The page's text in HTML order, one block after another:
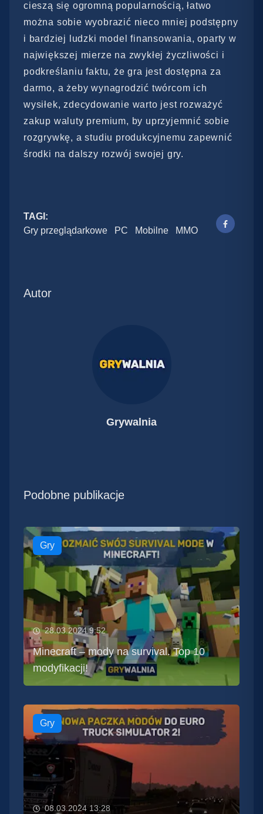
cieszą się ogromną popularnością, łatwo
można sobie wyobrazić nieco mniej podstępny
i bardziej ludzki model finansowania, oparty w
największej mierze na zwykłej życzliwości i
podkreślaniu faktu, że gra jest dostępna za
darmo, a żeby wynagrodzić twórcom ich
wysiłek, zdecydowanie warto jest rozważyć
zakup waluty premium, by uprzyjemnić sobie
rozgrywkę, a studiu produkcyjnemu zapewnić
środki na dalszy rozwój swojej gry.
TAGI:
Gry przeglądarkowe
PC Mobilne MMO
Autor
Grywalnia
Podobne publikacje
Gry
28.03.2024 9:52
Minecraft – mody na survival. Top 10
modyfikacji!
Gry
08.03.2024 13:28